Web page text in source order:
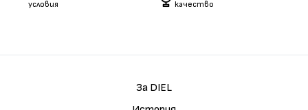
условия
качество
За DIEL